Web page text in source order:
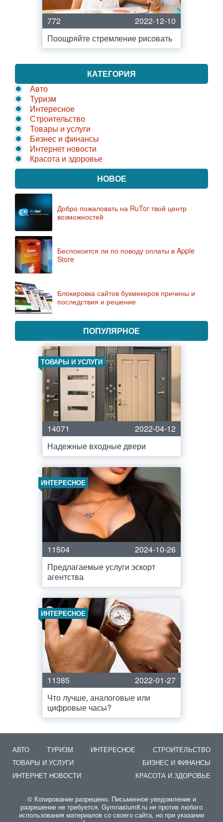
772
2022-12-10
Поощряйте стремление рисовать
КАТЕГОРИЯ
Авто
Туризм
Интересное
Строительство
Товары и услуги
Бизнес и финансы
Интернет новости
Красота и здоровье
НОВОЕ
Добро пожаловать на RuTor твой центр
возможностей
Беспокоится ли по поводу оплаты в Apple
Store
Блокировка сайтов букмекеров причины и
последствия и решение
ПОПУЛЯРНОЕ
ТОВАРЫ И УСЛУГИ
14071
2022-04-12
Надежные входные двери
ИНТЕРЕСНОЕ
11504
2024-10-26
Предлагаемые услуги эскорт
агентства
ИНТЕРЕСНОЕ
11385
2022-01-27
Что лучше, аналоговые или
цифровые часы?
АВТО ТУРИЗМ ИНТЕРЕСНОЕ
СТРОИТЕЛЬСТВО
ТОВАРЫ И УСЛУГИ
БИЗНЕС И ФИНАНСЫ
ИНТЕРНЕТ НОВОСТИ
КРАСОТА И ЗДОРОВЬЕ
© Копирование разрешено. Письменное уведомление и
разрешение не требуется. Gymnasium8.ru не против любого
использования материалов со своего сайта, но при указании